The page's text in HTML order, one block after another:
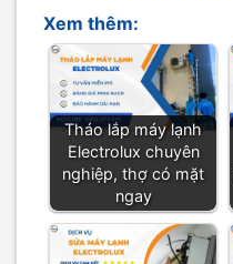
Xem thêm:
Tháo lắp máy lạnh
Electrolux chuyên
nghiệp, thợ có mặt
ngay